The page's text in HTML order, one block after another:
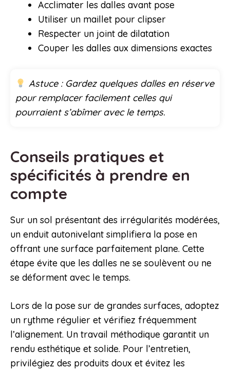
Acclimater les dalles avant pose
Utiliser un maillet pour clipser
Respecter un joint de dilatation
Couper les dalles aux dimensions exactes
Astuce : Gardez quelques dalles en réserve
pour remplacer facilement celles qui
pourraient s’abîmer avec le temps.
Conseils pratiques et
spécificités à prendre en
compte
Sur un sol présentant des irrégularités modérées,
un enduit autonivelant simplifiera la pose en
offrant une surface parfaitement plane. Cette
étape évite que les dalles ne se soulèvent ou ne
se déforment avec le temps.
Lors de la pose sur de grandes surfaces, adoptez
un rythme régulier et vérifiez fréquemment
l’alignement. Un travail méthodique garantit un
rendu esthétique et solide. Pour l’entretien,
privilégiez des produits doux et évitez les